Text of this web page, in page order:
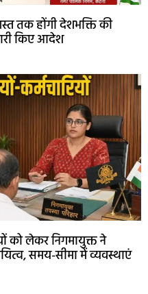
तक होंगी देशभक्ति की
किए आदेश
को लेकर निगमायुक्त ने
समय-सीमा में व्यवस्थाएं